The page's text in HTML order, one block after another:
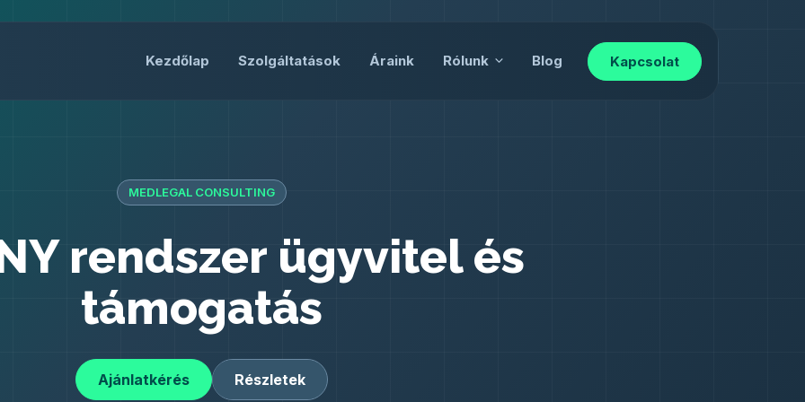
Kezdőlap Szolgáltatások Áraink Rólunk Blog Kapcsolat
MEDLEGAL CONSULTING
rendszer ügyvitel és
támogatás
Ajánlatkérés Részletek